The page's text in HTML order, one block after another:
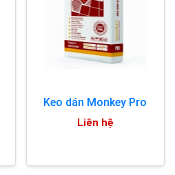
Keo dán Monkey Pro
Liên hệ